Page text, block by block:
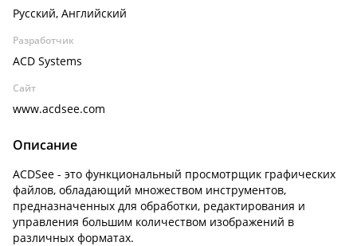
Русский, Английский
Разработчик
ACD Systems
Сайт
www.acdsee.com
Описание
ACDSee - это функциональный просмотрщик графических
файлов, обладающий множеством инструментов,
предназначенных для обработки, редактирования и
управления большим количеством изображений в
различных форматах.